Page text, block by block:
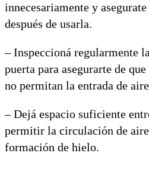
innecesariamente y
después de usarla.
– Inspeccioná regularmente
puerta para asegurarte de
no permitan la entrada de
– Dejá espacio suficiente
permitir la circulación de
formación de hielo.